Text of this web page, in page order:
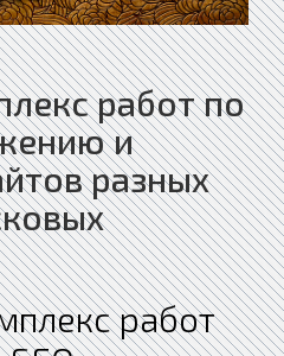
работ по
и
разных
работ